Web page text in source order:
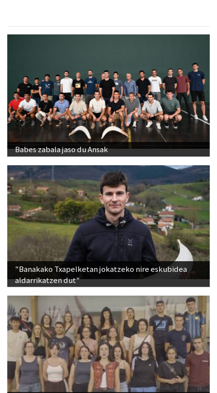
Babes zabala jaso du Ansak
"Banakako Txapelketan jokatzeko nire eskubidea
aldarrikatzen dut"